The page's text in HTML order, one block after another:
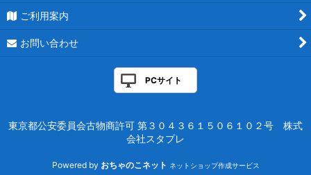
ご利用案内
お問い合わせ
PCサイト
東京都公安委員会古物商許可 第３０４３６１５０６１０２号 株式
会社スタプレ
Powered by おちゃのこネット ネットショップ作成サービス